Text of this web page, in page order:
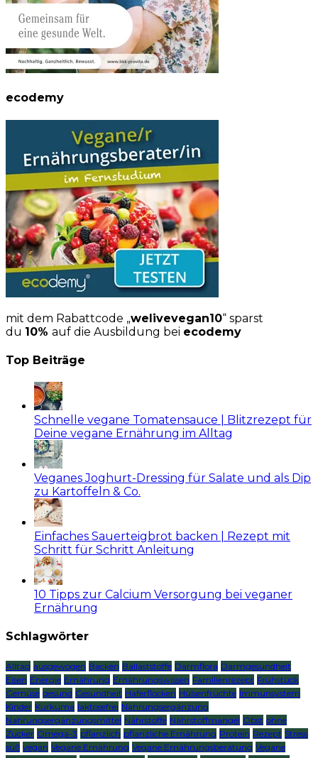
ecodemy
mit dem Rabattcode „welivevegan10“ sparst
du 10% auf die Ausbildung bei ecodemy
Top Beiträge
Schnelle vegane Tomatensauce | Blitzrezept für
Deine vegane Ernährung im Alltag
Veganes Joghurt-Dressing für Salate und als Dip
zu Kartoffeln & Co.
Einfaches Sauerteigbrot backen | Rezept mit
Schritt für Schritt Anleitung
10 Tipps zur Calcium Versorgung bei veganer
Ernährung
Schlagwörter
Alltag ausgewogen Backen Ballaststoffe Darmflora Darmgesundheit
Eisen Energie Ernährung Ernährungswissen Familienrezept Frühstück
Gemüse gesund Gesundheit Haferflocken Hülsenfrüchte Immunsystem
Kinder Kurkuma laktosefrei Nahrungsergänzung
Nahrungsergänzungsmittel Nährstoffe Nährstoffmangel Obst ohne
Zucker Omega-3 pflanzlich pflanzliche Ernährung Protein Rezept Stress
süß vegan Vegane Ernährung Vegane Ernährungsberatung Vegane